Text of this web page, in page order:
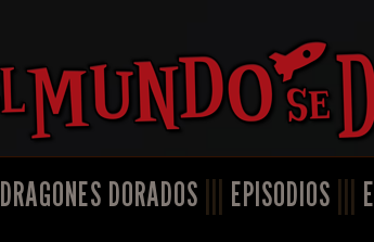
DRAGONES DORADOS EPISODIOS